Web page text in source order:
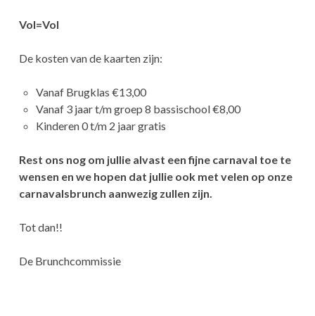
Vol=Vol
De kosten van de kaarten zijn:
Vanaf Brugklas €13,00
Vanaf 3 jaar t/m groep 8 bassischool €8,00
Kinderen 0 t/m 2 jaar gratis
Rest ons nog om jullie alvast een fijne carnaval toe te
wensen en we hopen dat jullie ook met velen op onze
carnavalsbrunch aanwezig zullen zijn.
Tot dan!!
De Brunchcommissie